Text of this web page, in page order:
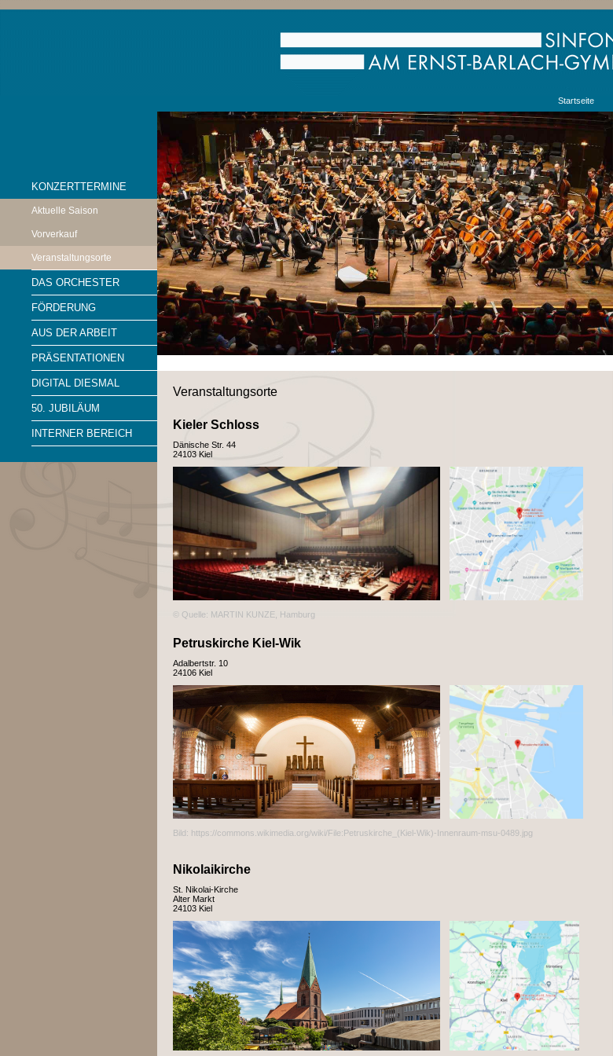
Startseite
KONZERTTERMINE
Aktuelle Saison
Vorverkauf
Veranstaltungsorte
DAS ORCHESTER
FÖRDERUNG
AUS DER ARBEIT
PRÄSENTATIONEN
DIGITAL DIESMAL
50. JUBILÄUM
INTERNER BEREICH
Veranstaltungsorte
Kieler Schloss
Dänische Str. 44
24103 Kiel
© Quelle: MARTIN KUNZE, Hamburg
Petruskirche Kiel-Wik
Adalbertstr. 10
24106 Kiel
Bild: https://commons.wikimedia.org/wiki/File:Petruskirche_(Kiel-Wik)-Innenraum-msu-0489.jpg
Nikolaikirche
St. Nikolai-Kirche
Alter Markt
24103 Kiel